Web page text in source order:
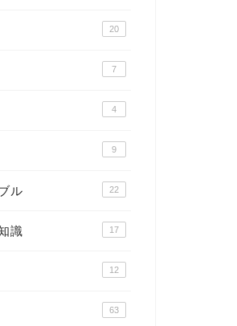
20
7
4
9
ル 22
識 17
12
63